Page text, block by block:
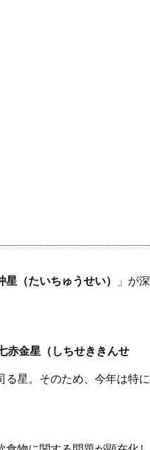
星（たいちゅうせい）
」が深
赤金星（しちせききんせ
る星。そのため、今年は特に